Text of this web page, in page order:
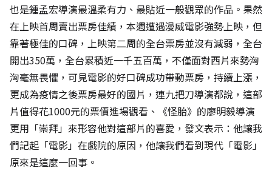
也是鍾孟宏導演最溫柔有力、最貼近一般觀眾的作品。果然
在上映首周賣出票房佳績，本週遭遇漫威電影強勢上映，但
靠著極佳的口碑，上映第二周的全台票房並沒有減弱，全台
開出350萬，全台累積近一千五百萬，不僅面對西片來勢洶
洶毫無畏懼，可見電影的好口碑成功帶動票房，持續上漲，
更成為疫情之後票房最好的國片，連九把刀導演都說，這部
片值得花1000元的票價進場觀看、《怪胎》的廖明毅導演
更用「崇拜」來形容他對這部片的喜愛，發文表示：他讓我
們記起「電影」在戲院的原因，他讓我們看到現代「電影」
原來是這麼一回事。